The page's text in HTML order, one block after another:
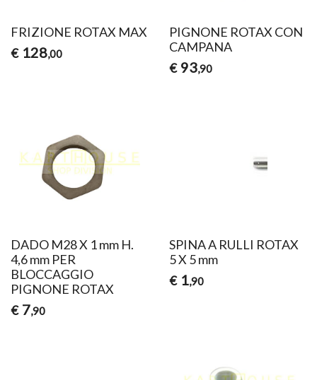
FRIZIONE ROTAX MAX
€ 128,00
PIGNONE ROTAX CON
CAMPANA
€ 93,90
DADO M28 X 1 mm H.
4,6 mm PER
BLOCCAGGIO
PIGNONE ROTAX
€ 7,90
SPINA A RULLI ROTAX
5 X 5 mm
€ 1,90